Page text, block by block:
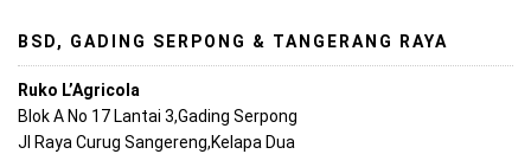
BSD, GADING SERPONG & TANGERANG RAYA
Ruko L’Agricola
Blok A No 17 Lantai 3,Gading Serpong
Jl Raya Curug Sangereng,Kelapa Dua